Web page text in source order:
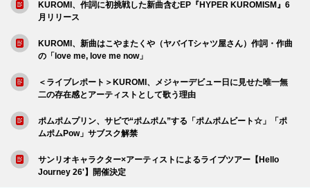
KUROMI、作詞に初挑戦した新曲含むEP『HYPER KUROMISM』6
月リリース
KUROMI、新曲はこやまたくや（ヤバイTシャツ屋さん）作詞・作曲
の「love me, love me now」
＜ライブレポート＞KUROMI、メジャーデビュー日に見せた唯一無
二の存在感とアーティストとして歌う理由
ポムポムプリン、サビで“ポムポム”する「ポムポムビート☆」「ポ
ムポムPow」サブスク解禁
サンリオキャラクター×アーティストによるライブツアー【Hello
Journey 26'】開催決定